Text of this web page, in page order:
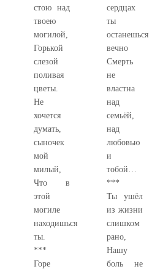
стою над
твоею
могилой,
Горькой
слезой
поливая
цветы.
Не
хочется
думать,
сыночек
мой
милый,
Что в
этой
могиле
находишься
ты.
***
Горе
сердцах
ты
останешься
вечно
Смерть
не
властна
над
семьёй,
над
любовью
и
тобой…
***
Ты ушёл
из жизни
слишком
рано,
Нашу
боль не